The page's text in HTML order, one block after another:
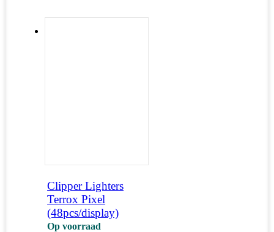
Clipper Lighters
Terrox Pixel
(48pcs/display)
Op voorraad